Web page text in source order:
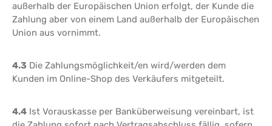
außerhalb der Europäischen Union erfolgt, der Kunde die
Zahlung aber von einem Land außerhalb der Europäischen
Union aus vornimmt.
4.3 Die Zahlungsmöglichkeit/en wird/werden dem
Kunden im Online-Shop des Verkäufers mitgeteilt.
4.4 Ist Vorauskasse per Banküberweisung vereinbart, ist